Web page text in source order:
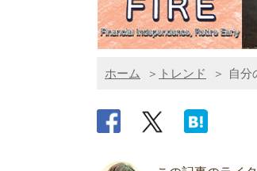
ホーム トレンド 自分